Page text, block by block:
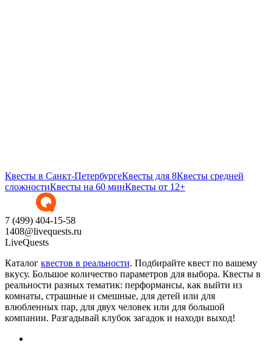
Квесты в Санкт-ПетербургеКвесты для 8Квесты средней
сложностиКвесты на 60 минКвесты от 12+
7 (499) 404-15-58
1408@livequests.ru
LiveQuests
Каталог квестов в реальности. Подбирайте квест по вашему
вкусу. Большое количество параметров для выбора. Квесты в
реальности разных тематик: перформансы, как выйти из
комнаты, страшные и смешные, для детей или для
влюбленных пар, для двух человек или для большой
компании. Разгадывай клубок загадок и находи выход!